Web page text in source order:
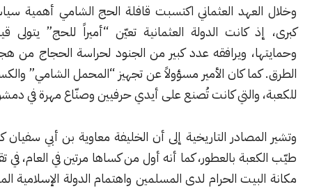
العثماني اكتسبت قافلة الحج الشامي أهمية سياسية ودينية
كانت الدولة العثمانية تعيّن “أميراً للحج” يتولى قيادة القافلة
ويرافقه عدد كبير من الجنود لحراسة الحجاج من هجمات قطّاع
كان الأمير مسؤولاً عن تجهيز “المحمل الشامي” والكسوة الشريفة
والتي كانت تُصنع على أيدي حرفيين وصنّاع مهرة في دمشق.
التاريخية إلى أن الخليفةمعاوية بن أبي سفيان كان أول من
بالعطور، كما أنه أول من كساها مرتين في العام، في تقليد يعكس
الحرام لدى المسلمين واهتمام الدولة الإسلامية المبكر بالعناية